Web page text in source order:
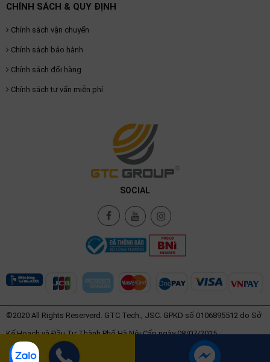
CHÍNH SÁCH & QUY ĐỊNH
Chính sách vận chuyển
Chính sách bảo hành
Chính sách đổi hàng
Chính sách tư vấn miễn phí
SOCIAL
©2020 All Rights Reserverd. GTC Tech., JSC. GPKD số 0106895512 do Sở
Kế Hoạch và Đầu Tư Thành Phố Hà Nội Cấp ngày 08/07/2015